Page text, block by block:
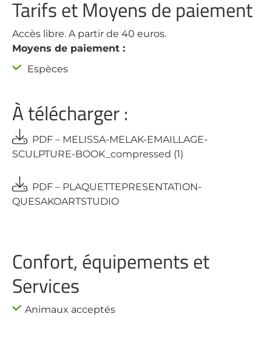
Tarifs et Moyens de paiement
Accès libre. A partir de 40 euros.
Moyens de paiement :
Espèces
À télécharger :
PDF – MELISSA-MELAK-EMAILLAGE-
SCULPTURE-BOOK_compressed (1)
PDF – PLAQUETTEPRESENTATION-
QUESAKOARTSTUDIO
Confort, équipements et
Services
Animaux acceptés